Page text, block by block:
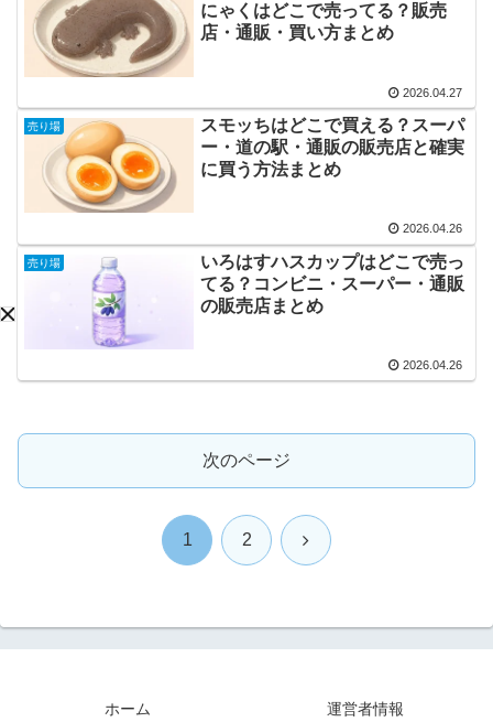
にゃくはどこで売ってる？販売
店・通販・買い方まとめ
2026.04.27
売り場
スモッちはどこで買える？スーパ
ー・道の駅・通販の販売店と確実
に買う方法まとめ
2026.04.26
売り場
いろはすハスカップはどこで売っ
てる？コンビニ・スーパー・通販
の販売店まとめ
2026.04.26
次のページ
1 2 次
ホーム 運営者情報